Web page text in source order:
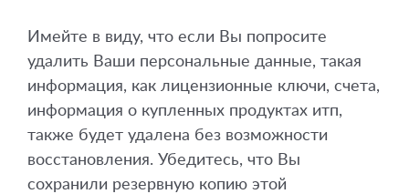
Имейте в виду, что если Вы попросите
удалить Ваши персональные данные, такая
информация, как лицензионные ключи, счета,
информация о купленных продуктах итп,
также будет удалена без возможности
восстановления. Убедитесь, что Вы
сохранили резервную копию этой